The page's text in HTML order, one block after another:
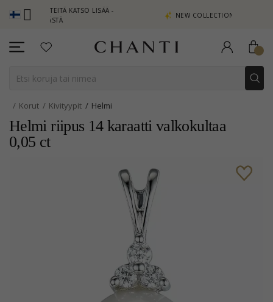
KATSO LISÄÄ -
TÄSTÄ
NEW COLLECTION | AURA
Korut Kivityypit Helmi
Helmi riipus 14 karaatti valkokultaa
0,05 ct